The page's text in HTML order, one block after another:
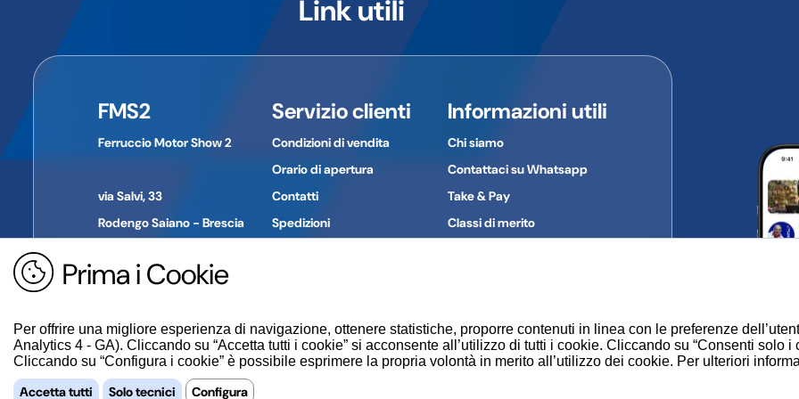
Prima i Cookie
Per offrire una migliore esperienza di navigazione, ottenere statistiche, proporre contenuti in linea con le preferenze
Analytics 4 - GA). Cliccando su “Accetta tutti i cookie” si acconsente all’utilizzo di tutti i cookie. Cliccando su “Consenti
Cliccando su “Configura i cookie” è possibile esprimere la propria volontà in merito all’utilizzo dei cookie. Per ulteriori
Accetta tutti Solo tecnici Configura
Le immagini a volte possono differire in qualche particolare dal prodotto al quale si riferiscono.
Informazioni di contatto del produttore/importatore:
Nome dell'azienda:Inntech
Provincia:
Paese:
Link utili
FMS2
Ferruccio Motor Show 2
via Salvi, 33
Rodengo Saiano - Brescia
Tel. +39 030 610774
Servizio clienti
Condizioni di vendita
Orario di apertura
Contatti
Spedizioni
Informazioni utili
Chi siamo
Contattaci su Whatsapp
Take & Pay
Classi di merito